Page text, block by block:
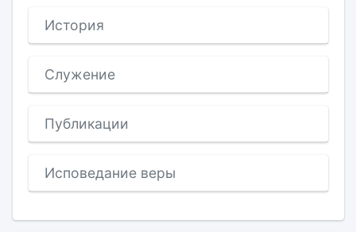
История
Служение
Публикации
Исповедание веры